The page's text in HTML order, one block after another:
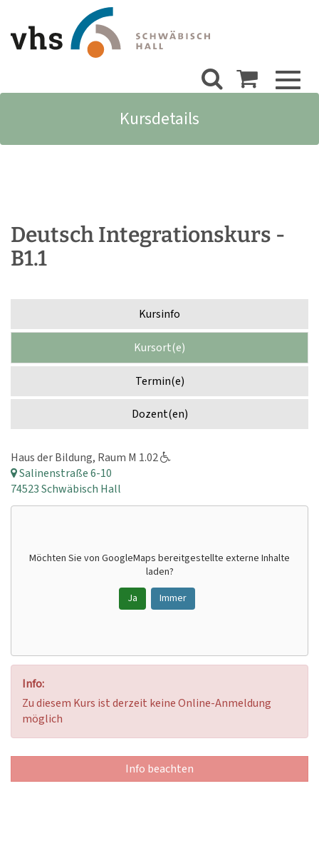
Kursdetails
Deutsch Integrationskurs -
B1.1
Kursinfo
Kursort(e)
Termin(e)
Dozent(en)
Haus der Bildung, Raum M 1.02
Salinenstraße 6-10
74523 Schwäbisch Hall
Möchten Sie von GoogleMaps bereitgestellte externe Inhalte
laden?
Ja
Immer
Info:
Zu diesem Kurs ist derzeit keine Online-Anmeldung
möglich
Info beachten